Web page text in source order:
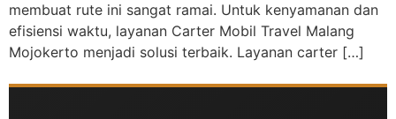
membuat rute ini sangat ramai. Untuk kenyamanan dan
efisiensi waktu, layanan Carter Mobil Travel Malang
Mojokerto menjadi solusi terbaik. Layanan carter […]